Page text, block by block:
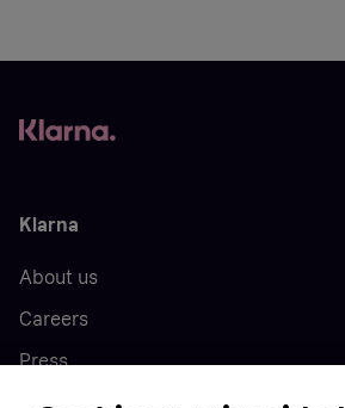
Klarna
About us
Careers
Press